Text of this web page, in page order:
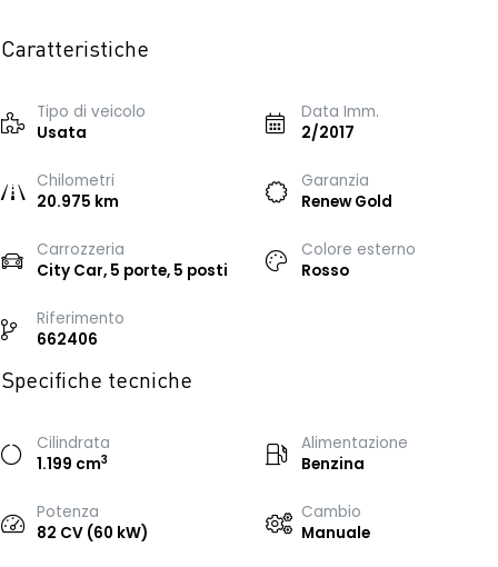
Caratteristiche
Tipo di veicolo
Usata
Data Imm.
2/2017
Chilometri
20.975 km
Garanzia
Renew Gold
Carrozzeria
City Car, 5 porte, 5 posti
Colore esterno
Rosso
Riferimento
662406
Specifiche tecniche
Cilindrata
1.199 cm3
Alimentazione
Benzina
Potenza
82 CV (60 kW)
Cambio
Manuale